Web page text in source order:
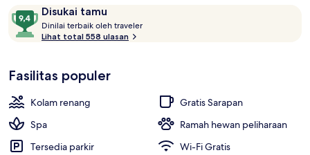
Ulasan Disukai tamu
9,4
dari
10,
tamu
Dinilai terbaik oleh traveler
Lihat total 558 ulasan
Fasilitas populer
Kolam renang
Gratis Sarapan
Spa
Ramah hewan peliharaan
Tersedia parkir
Wi-Fi Gratis